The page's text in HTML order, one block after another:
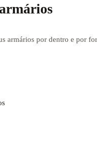
armários por dentro e por